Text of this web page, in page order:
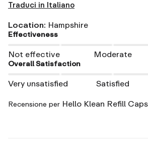
Traduci in Italiano
Location: Hampshire
Effectiveness
Not effective Moderate
Overall Satisfaction
Very unsatisfied Satisfied
Recensione per Hello Klean Refill